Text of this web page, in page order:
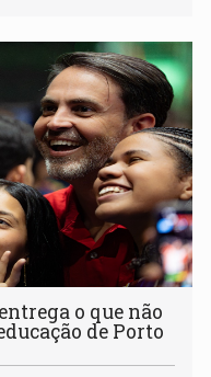
o que não
de Porto